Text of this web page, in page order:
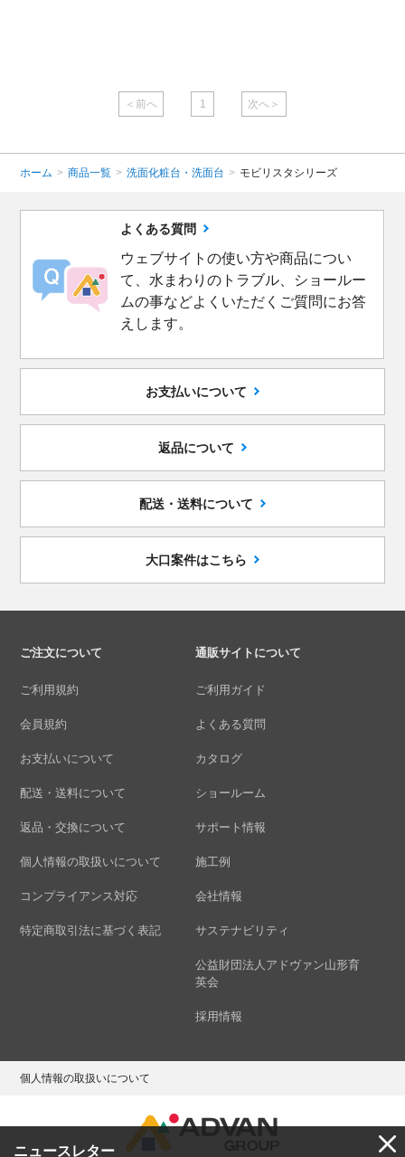
ニュースレター
＜前へ 1 次へ＞
ホーム > 商品一覧 > 洗面化粧台・洗面台 > モビリスタシリーズ
よくある質問
ウェブサイトの使い方や商品につい
て、水まわりのトラブル、ショールー
ムの事などよくいただくご質問にお答
えします。
お支払いについて
返品について
配送・送料について
大口案件はこちら
ご注文について
ご利用規約
会員規約
お支払いについて
配送・送料について
返品・交換について
個人情報の取扱いについて
コンプライアンス対応
特定商取引法に基づく表記
通販サイトについて
ご利用ガイド
よくある質問
カタログ
ショールーム
サポート情報
施工例
会社情報
サステナビリティ
公益財団法人アドヴァン山形育
英会
採用情報
個人情報の取扱いについて